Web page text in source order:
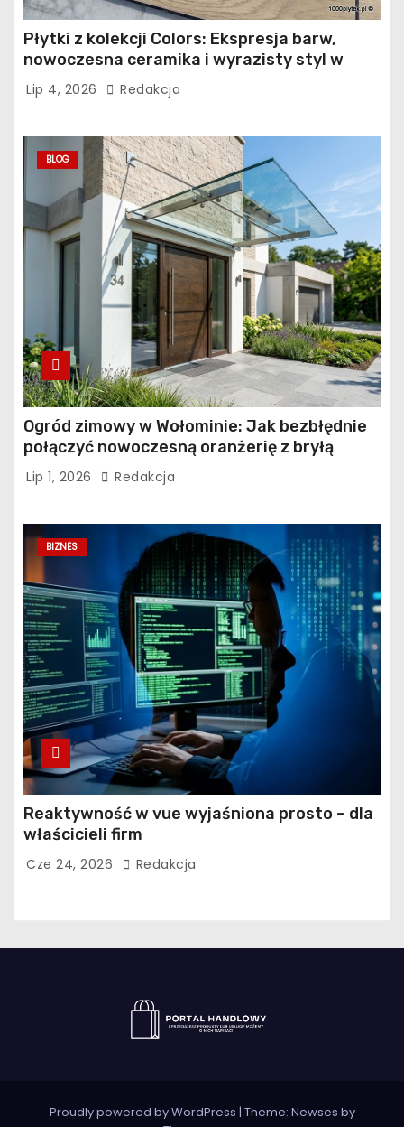
Płytki z kolekcji Colors: Ekspresja barw,
nowoczesna ceramika i wyrazisty styl w
łazience, kuchni i salonie
Lip 4, 2026 Redakcja
BLOG
Ogród zimowy w Wołominie: Jak bezbłędnie
połączyć nowoczesną oranżerię z bryłą
istniejącego budynku?
Lip 1, 2026 Redakcja
BIZNES
Reaktywność w vue wyjaśniona prosto – dla
właścicieli firm
Cze 24, 2026 Redakcja
Proudly powered by WordPress | Theme: Newses by